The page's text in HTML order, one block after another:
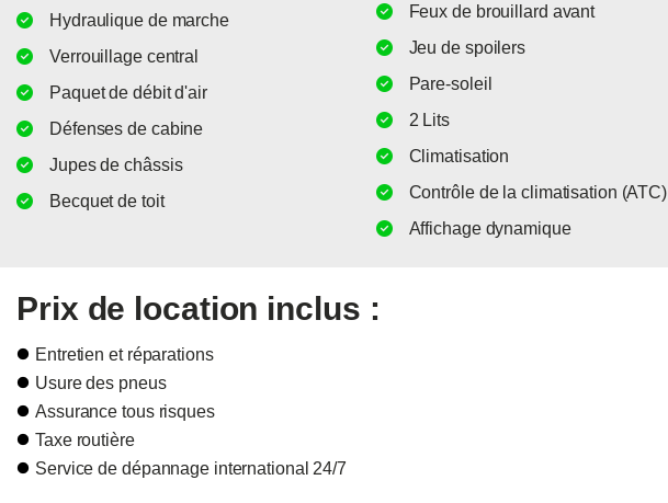
Hydraulique de marche
Verrouillage central
Paquet de débit d'air
Défenses de cabine
Jupes de châssis
Becquet de toit
Feux de brouillard avant
Jeu de spoilers
Pare-soleil
2 Lits
Climatisation
Contrôle de la climatisation (ATC)
Affichage dynamique
Prix de location inclus :
Entretien et réparations
Usure des pneus
Assurance tous risques
Taxe routière
Service de dépannage international 24/7